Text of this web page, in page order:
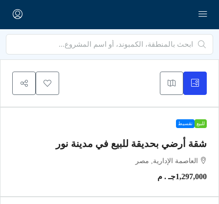
للبيع تقسيط
شقة أرضي بحديقة للبيع في مدينة نور
العاصمة الإدارية, مصر
1,297,000جـ . م